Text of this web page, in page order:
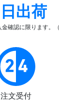
出荷
金確認に限ります。
注文受付